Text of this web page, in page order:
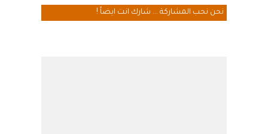
نحن نحب المشاركة ... شارك انت ايضاً !